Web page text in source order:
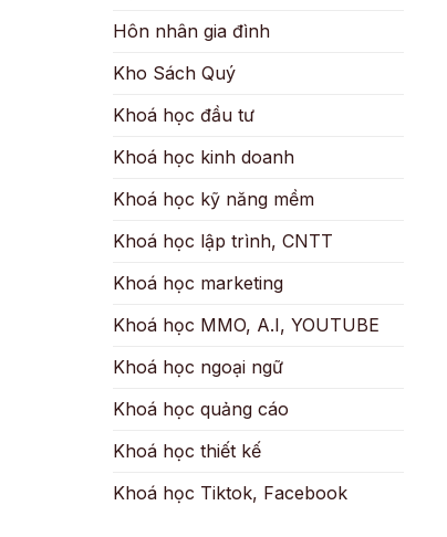
Hôn nhân gia đình
Kho Sách Quý
Khoá học đầu tư
Khoá học kinh doanh
Khoá học kỹ năng mềm
Khoá học lập trình, CNTT
Khoá học marketing
Khoá học MMO, A.I, YOUTUBE
Khoá học ngoại ngữ
Khoá học quảng cáo
Khoá học thiết kế
Khoá học Tiktok, Facebook